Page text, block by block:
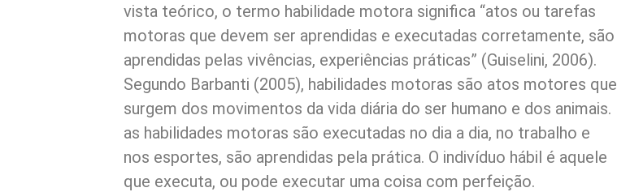
vista teórico, o termo habilidade motora significa “atos ou tarefas
motoras que devem ser aprendidas e executadas corretamente, são
aprendidas pelas vivências, experiências práticas” (Guiselini, 2006).
Segundo Barbanti (2005), habilidades motoras são atos motores que
surgem dos movimentos da vida diária do ser humano e dos animais.
as habilidades motoras são executadas no dia a dia, no trabalho e
nos esportes, são aprendidas pela prática. O indivíduo hábil é aquele
que executa, ou pode executar uma coisa com perfeição.